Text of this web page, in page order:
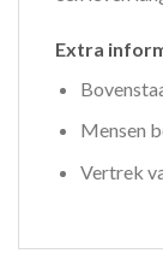
Extra
Mensen
Vertrek